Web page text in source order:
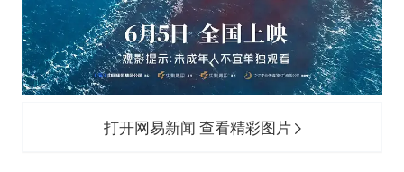
打开网易新闻 查看精彩图片